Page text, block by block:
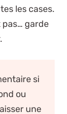
les cases.
pas… garde
si
ou
une